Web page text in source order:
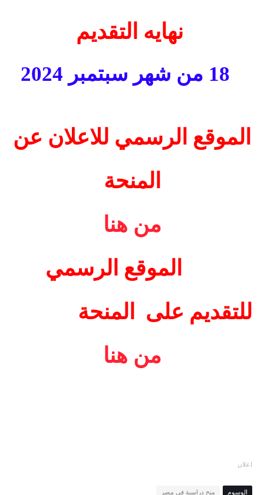
نهايه التقديم
18 من شهر سبتمبر 2024
الموقع الرسمي للاعلان عن
المنحة
من هنا
الموقع الرسمي
للتقديم على
المنحة
من هنا
اعلان
الوسوم منح دراسية في مصر